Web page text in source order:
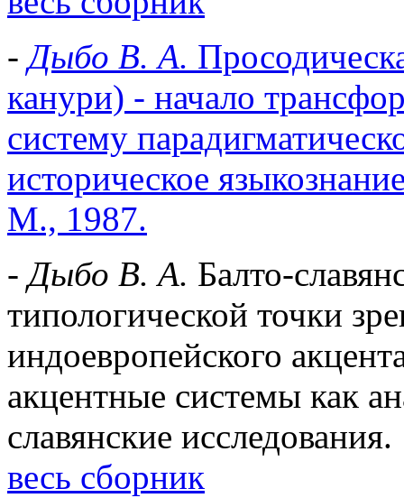
-Дыбо В. А.
канури) - начало
систему
историческое
М., 1987.
-Дыбо В. А. Балто-
типологической точки
индоевропейского
акцентные системы как
славянские
весь сборник